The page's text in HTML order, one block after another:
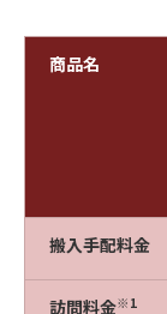
商品名
搬入手配料金
訪問料金※1